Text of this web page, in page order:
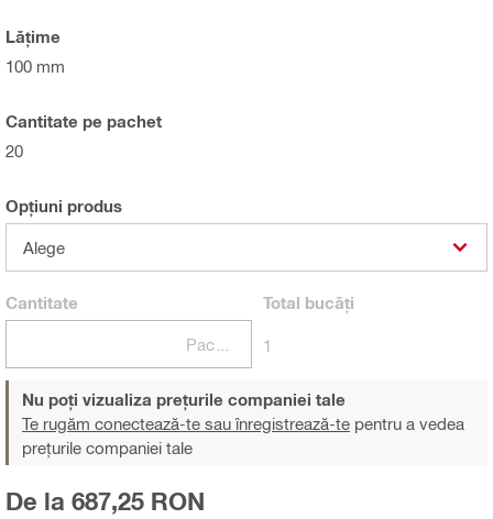
Lăţime
100 mm
Cantitate pe pachet
20
Opțiuni produs
Alege
Cantitate Total bucăți
1
Nu poți vizualiza prețurile companiei tale
Te rugăm conectează-te sau înregistrează-te pentru a vedea
prețurile companiei tale
De la 687,25 RON